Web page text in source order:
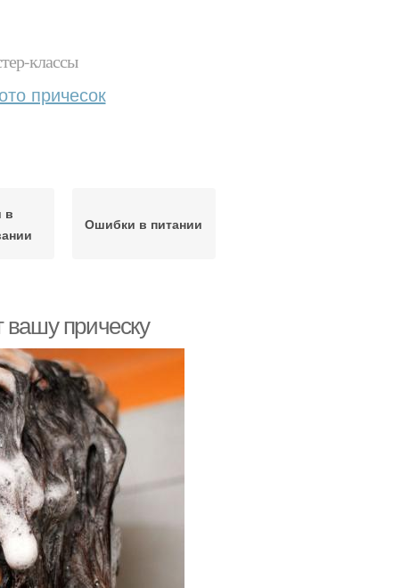
классы
причесок
в
Ошибки в питании
вашу прическу